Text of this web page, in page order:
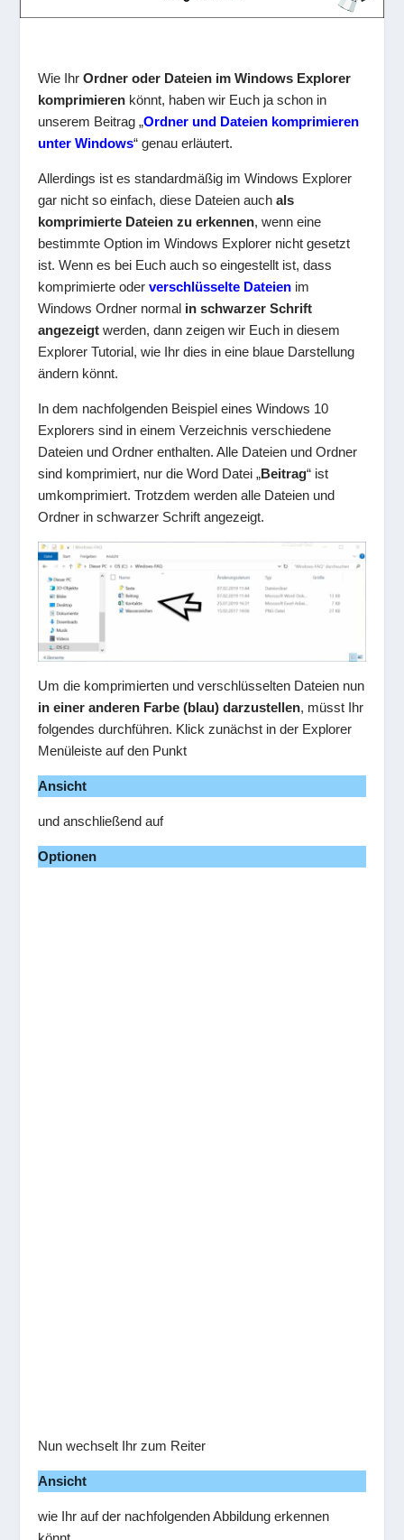
Wie IhrOrdner oder Dateien im Windows Explorer
komprimieren könnt, haben wir Euch ja schon in
unserem Beitrag „Ordner und Dateien komprimieren
unter Windows“ genau erläutert.
Allerdings ist es standardmäßig im Windows Explorer
gar nicht so einfach, diese Dateien auchals
komprimierte Dateien zu erkennen, wenn eine
bestimmte Option im Windows Explorer nicht gesetzt
ist. Wenn es bei Euch auch so eingestellt ist, dass
komprimierte oderverschlüsselte Dateien im
Windows Ordner normal in schwarzer Schrift
angezeigt werden, dann zeigen wir Euch in diesem
Explorer Tutorial, wie Ihr dies in eine blaue Darstellung
ändern könnt.
In dem nachfolgenden Beispiel eines Windows 10
Explorers sind in einem Verzeichnis verschiedene
Dateien und Ordner enthalten. Alle Dateien und Ordner
sind komprimiert, nur die Word Datei „Beitrag“ ist
umkomprimiert. Trotzdem werden alle Dateien und
Ordner in schwarzer Schrift angezeigt.
Um die komprimierten und verschlüsselten Dateien nun
in einer anderen Farbe (blau) darzustellen, müsst Ihr
folgendes durchführen. Klick zunächst in der Explorer
Menüleiste auf den Punkt
Ansicht
und anschließend auf
Optionen
Nun wechselt Ihr zum Reiter
Ansicht
wie Ihr auf der nachfolgenden Abbildung erkennen